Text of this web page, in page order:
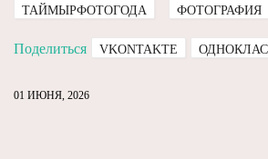
ТАЙМЫРФОТОГОДА ФОТОГРАФИЯ
Поделиться VKONTAKTE
01 ИЮНЯ, 2026